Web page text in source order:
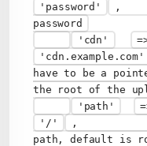
'password'
password
'cdn'
'cdn.example.com'
have to be a
the root of the
'path'
'/'
path, default is